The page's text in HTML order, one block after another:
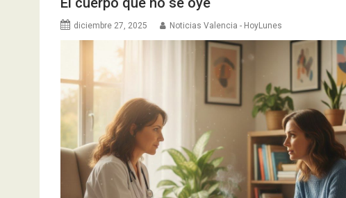
diciembre 27, 2025 Noticias Valencia - HoyLunes